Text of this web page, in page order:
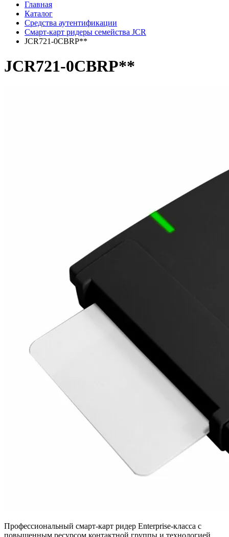
Главная
Каталог
Средства аутентификации
Смарт-карт ридеры семейства JCR
JCR721-0CBRP**
JCR721-0CBRP**
Профессиональный смарт-карт ридер Enterprise-класса с